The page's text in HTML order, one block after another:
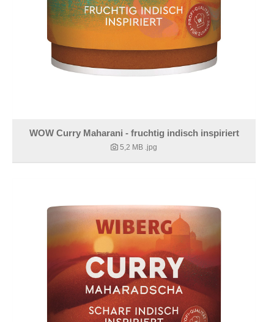
WOW Curry Maharani - fruchtig indisch inspiriert
5,2 MB .jpg